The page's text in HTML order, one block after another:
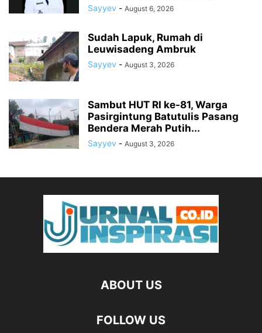
Sayyev - August 6, 2026
Sudah Lapuk, Rumah di
Leuwisadeng Ambruk
Sayyev - August 3, 2026
Sambut HUT RI ke-81, Warga
Pasirgintung Batutulis Pasang
Bendera Merah Putih...
Sayyev - August 3, 2026
ABOUT US
FOLLOW US